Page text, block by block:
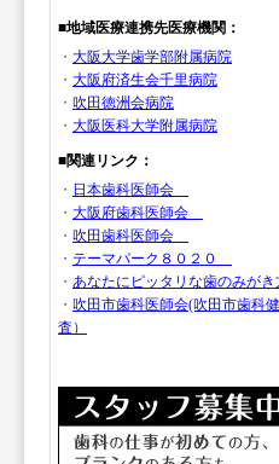
■地域医療連携先医療機関：
・ 大阪大学歯学部附属病院
・ 大阪府済生会千里病院
・ 吹田徳洲会病院
・ 大阪医科大学附属病院
■関連リンク：
・ 日本歯科医師会
・ 大阪府歯科医師会
・ 吹田歯科医師会
・ テーマパーク８０２０
・ あなたにピッタリな歯のみが
・ 吹田市歯科医師会(吹田市歯科
査）